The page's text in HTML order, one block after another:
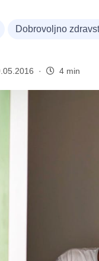
Dobrovoljno
· 4 min